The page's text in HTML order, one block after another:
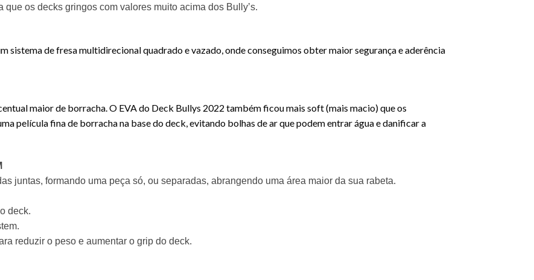
os decks gringos com valores muito acima dos Bully’s.
sistema de fresa multidirecional quadrado e vazado, onde conseguimos obter maior segurança e aderência
maior de borracha. O EVA do Deck Bullys 2022 também ficou mais soft (mais macio) que os
película fina de borracha na base do deck, evitando bolhas de ar que podem entrar água e danificar a
juntas, formando uma peça só, ou separadas, abrangendo uma área maior da sua rabeta.
deck.
reduzir o peso e aumentar o grip do deck.